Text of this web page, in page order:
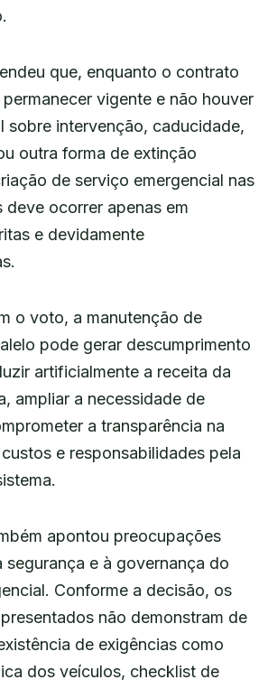
que, enquanto o contrato
vigente e não houver
sobre intervenção, caducidade,
outra forma de extinção
de serviço emergencial nas
deve ocorrer apenas em
e devidamente
o voto, a manutenção de
pode gerar descumprimento
artificialmente a receita da
ampliar a necessidade de
a transparência na
e responsabilidades pela
apontou preocupações
segurança e à governança do
Conforme a decisão, os
não demonstram de
de exigências como
dos veículos, checklist de